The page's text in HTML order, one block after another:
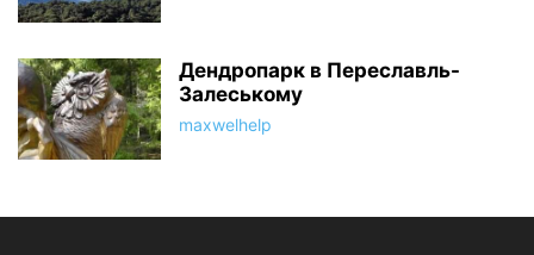
Дендропарк в Переславль-
Залеському
maxwelhelp